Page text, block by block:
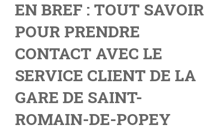
EN BREF : TOUT SAVOIR
POUR PRENDRE
CONTACT AVEC LE
SERVICE CLIENT DE LA
GARE DE SAINT-
ROMAIN-DE-POPEY